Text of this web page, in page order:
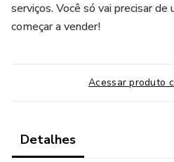
serviços. Você só vai precisar
começar a vender!
Acessar produto
Detalhes